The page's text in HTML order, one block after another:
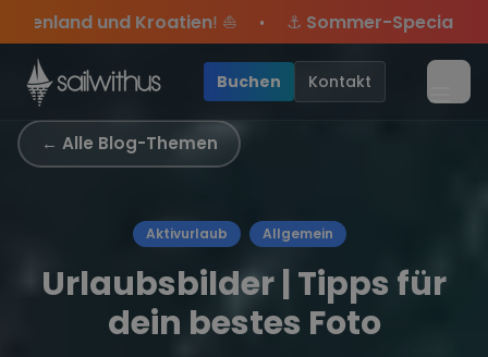
Skip to content
⚓Sommer-Special: Mit Code Yachtsicherst du dir
Sichere Dir jetztDein Meilenbuch und Deine
mehr Sowie20€ Rabatt auf deinen ersten Törn!
Season Closing Party 2026!Die Saison war legendär
Buchen Kontakt
← Alle Blog-Themen
Aktivurlaub Allgemein
Urlaubsbilder | Tipps für
dein bestes Foto